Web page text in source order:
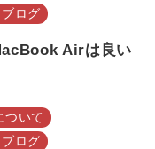
ログ
Airは良い
ついて
ログ